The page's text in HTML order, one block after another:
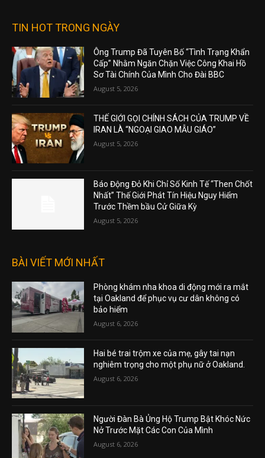
TIN HOT TRONG NGÀY
Ông Trump Đã Tuyên Bố “Tình Trạng Khẩn
Cấp” Nhằm Ngăn Chặn Việc Công Khai Hồ
Sơ Tài Chính Của Mình Cho Đài BBC
August 5, 2026
THẾ GIỚI GỌI CHÍNH SÁCH CỦA TRUMP VỀ
IRAN LÀ “NGOẠI GIAO MẪU GIÁO”
August 5, 2026
Báo Động Đỏ Khi Chỉ Số Kinh Tế “Then Chốt
Nhất” Thế Giới Phát Tín Hiệu Nguy Hiểm
Trước Thềm bầu Cử Giữa Kỳ
August 5, 2026
BÀI VIẾT MỚI NHẤT
Phòng khám nha khoa di động mới ra mắt
tại Oakland để phục vụ cư dân không có
bảo hiểm
August 6, 2026
Hai bé trai trộm xe của mẹ, gây tai nạn
nghiêm trọng cho một phụ nữ ở Oakland.
August 6, 2026
Người Đàn Bà Ủng Hộ Trump Bật Khóc Nức
Nở Trước Mặt Các Con Của Mình
August 6, 2026